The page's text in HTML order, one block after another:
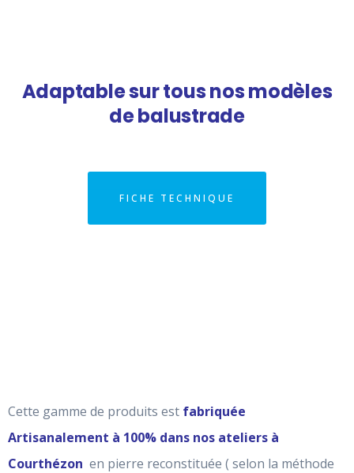
Adaptable sur tous nos modèles
de balustrade
FICHE TECHNIQUE
Cette gamme de produits est fabriquée
Artisanalement à 100% dans nos ateliers à
Courthézon en pierre reconstituée ( selon la méthode